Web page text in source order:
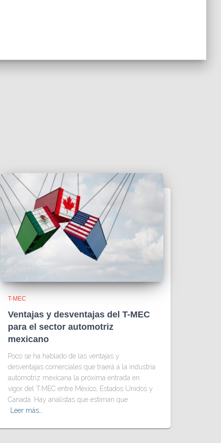
T-MEC
Ventajas y desventajas del T-MEC
para el sector automotriz
mexicano
Poco se ha hablado de las ventajas y
desventajas comerciales que traerá a la industria
automotriz mexicana la próxima entrada en
vigor del T.MEC entre México, Estados Unidos y
Canadá. Hay analistas que estiman que
Leer más…